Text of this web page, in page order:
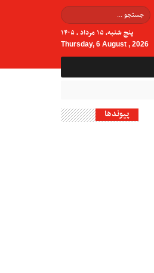
پنج شنبه, ۱۵ مرداد , ۱۴۰۵
Thursday, 6 August , 2026
پیوندها